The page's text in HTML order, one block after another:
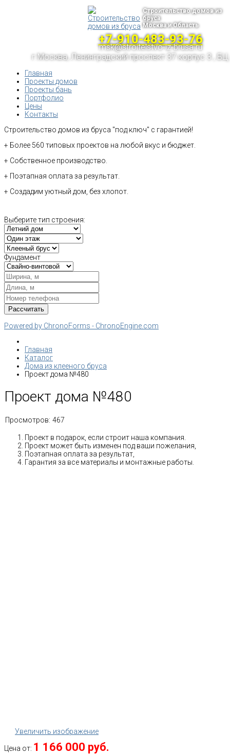
Строительство домов из
бруса
Москва и Область
+7-910-483-93-76
msk@stroitelstvo-iz-brusa.ru
г.Москва, Ленинградский проспект 37 корпус 3 , БЦ
Главная
Проекты домов
Проекты бань
Портфолио
Цены
Контакты
Строительство домов из бруса "под ключ" с гарантией!
+ Более 560 типовых проектов на любой вкус и бюджет.
+ Собственное производство.
+ Поэтапная оплата за результат.
+ Создадим уютный дом, без хлопот.
Выберите тип строения:
Фундамент
Powered by ChronoForms - ChronoEngine.com
Главная
Каталог
Дома из клееного бруса
Проект дома №480
Проект дома №480
Просмотров: 467
Проект в подарок, если строит наша компания.
Проект может быть изменен под ваши пожелания,
Поэтапная оплата за результат,
Гарантия за все материалы и монтажные работы.
Увеличить изображение
Цена от: 1 166 000 руб.